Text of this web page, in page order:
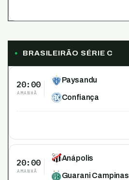
BRASILEIRÃO SÉRIE C
20:00
AMANHÃ
Paysandu
Confiança
20:00
AMANHÃ
Anápolis
Guarani Campinas